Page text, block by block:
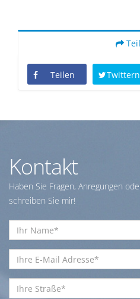
Teilen Twittern
Kontakt
Haben Sie Fragen, Anregungen
schreiben Sie mir!